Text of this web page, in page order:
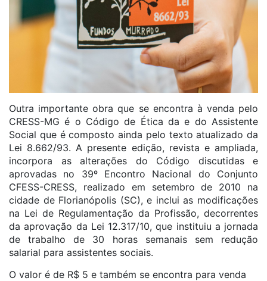
Outra importante obra que se encontra à venda pelo
CRESS-MG é o Código de Ética da e do Assistente
Social que é composto ainda pelo texto atualizado da
Lei 8.662/93. A presente edição, revista e ampliada,
incorpora as alterações do Código discutidas e
aprovadas no 39º Encontro Nacional do Conjunto
CFESS-CRESS, realizado em setembro de 2010 na
cidade de Florianópolis (SC), e inclui as modificações
na Lei de Regulamentação da Profissão, decorrentes
da aprovação da Lei 12.317/10, que instituiu a jornada
de trabalho de 30 horas semanais sem redução
salarial para assistentes sociais.
O valor é de R$ 5 e também se encontra para venda